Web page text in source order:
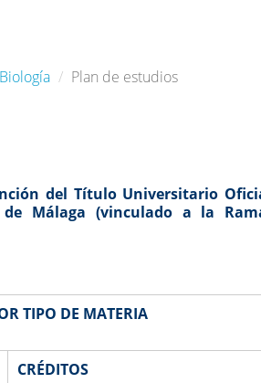
Plan de estudios
del Título Universitario
Málaga (vinculado a la
TIPO DE MATERIA
CRÉDITOS